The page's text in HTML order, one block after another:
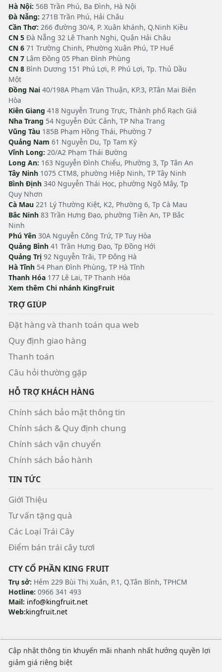
Hà Nội: 56B Trần Phú, Ba Đình, Hà Nội
Đà Nẵng: 271B Trần Phú, Hải Châu
Cần Thơ: 266 đường 30/4, P. Xuân khánh, Q.Ninh Kiều
CN 5 Đà Nẵng 32 Lê Thanh Nghị, Quận Hải Châu
CN 6 71 Trường Chinh, Phường Xuân Phú, TP Huế
CN 7 Lâm Đồng 05 Phan Đình Phùng
CN 8 Bình Dương 151 Phú Lợi, P. Phú Lợi, Tp. Thủ Dầu
Một
Đồng Nai 40/198A Phạm Văn Thuận, KP.3, P.Tân Mai Biên
Hòa
Kiên Giang 418 Nguyễn Trung Trực, Thành phố Rạch Giá
Nha Trang 54 Nguyễn Đức Cảnh, TP Nha Trang
Vũng Tàu 185B Phạm Hồng Thái, Phường 7
Quảng Nam 61 Nguyễn Du, Tp Tam Kỳ
Vĩnh Long: 20/A2 Phạm Thái Bường
Long An: 163 Nguyễn Đình Chiểu, Phường 3, Tp Tân An
Tây Ninh 1075 CTM8, phường Hiệp Ninh, TP Tây Ninh
Bình Định 340 Nguyễn Thái Học, phường Ngô Mây, Tp
Quy Nhơn
Cà Mau 221 Lý Thường Kiệt, K2, Phường 6, Tp Cà Mau
Bắc Ninh 83 Trần Hưng Đạo, phường Tiền An, TP Bắc
Ninh
Phú Yên 30A Nguyễn Công Trứ, TP Tuy Hòa
Quảng Bình 41 Trần Hưng Đạo, Tp Đồng Hới
Quảng Trị 92 Nguyễn Trãi, TP Đông Hà
Hà Tĩnh 54 Phan Đình Phùng, TP Hà Tĩnh
Thanh Hóa 177 Lê Lai, TP Thanh Hóa
Xem thêm Chi nhánh KingFruit
TRỢ GIÚP
Đặt hàng và thanh toán qua web
Quy định giao hàng
Thanh toán
Câu hỏi thường gặp
HỖ TRỢ KHÁCH HÀNG
Chính sách bảo mật thông tin
Chính sách & Quy định chung
Chính sách vận chuyển
Chính sách bảo hành
TIN TỨC
Giới Thiệu
Tư vấn tặng quà
Các Loại Trái Cây
Điểm bán trái cây tươi
CTY CỔ PHẦN KING FRUIT
Trụ sở: Hẻm 229 Bùi Thị Xuân, P.1, Q.Tân Bình, TPHCM
Hotline: 0966 341 493
Mail: info@kingfruit.net
Web:kingfruit.net
Cập nhật thông tin khuyến mãi nhanh nhất hưởng quyền lợi
giảm giá riêng biệt